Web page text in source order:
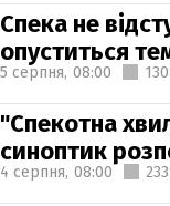
Спека не
опуститься
5 серпня, 08:00
"Спекотна
синоптик
4 серпня, 08:00